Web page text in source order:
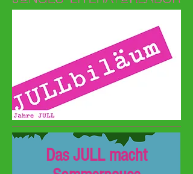
Das JULL macht